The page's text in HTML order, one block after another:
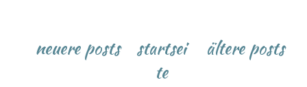
neuere posts ältere posts
startsei
te